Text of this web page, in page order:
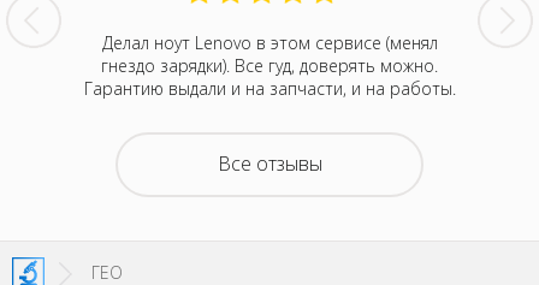
за
Делал ноут Lenovo в этом сервисе (менял
гнездо зарядки). Все гуд, доверять можно.
Гарантию выдали и на запчасти, и на работы.
Была
не
Все отзывы
ГЕО